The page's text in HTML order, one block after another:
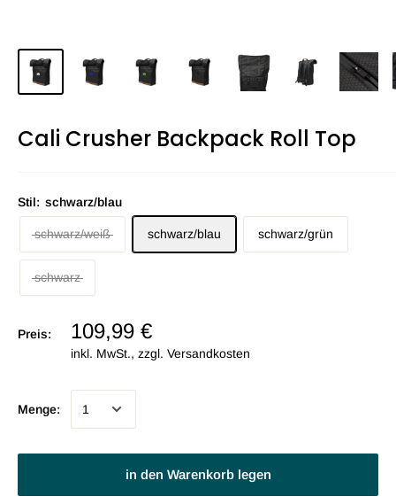
Cali Crusher Backpack Roll Top
Stil: schwarz/blau
schwarz/weiß schwarz/blau schwarz/grün
schwarz
Preis: 109,99 €
inkl. MwSt., zzgl. Versandkosten
Menge:
in den Warenkorb legen